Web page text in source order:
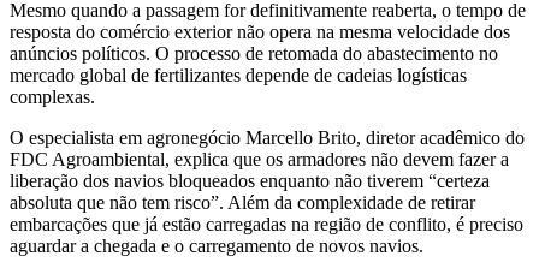
Mesmo quando a passagem for definitivamente reaberta, o tempo de
resposta do comércio exterior não opera na mesma velocidade dos
anúncios políticos. O processo de retomada do abastecimento no
mercado global de fertilizantes depende de cadeias logísticas
complexas.
O especialista em agronegócio Marcello Brito, diretor acadêmico do
FDC Agroambiental, explica que os armadores não devem fazer a
liberação dos navios bloqueados enquanto não tiverem “certeza
absoluta que não tem risco”. Além da complexidade de retirar
embarcações que já estão carregadas na região de conflito, é preciso
aguardar a chegada e o carregamento de novos navios.